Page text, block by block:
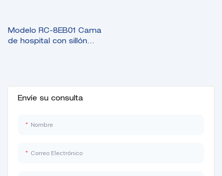
Envíe su consulta
Nombre
Correo Electrónico
Modelo RC-8EB01 Cama
de hospital con sillón